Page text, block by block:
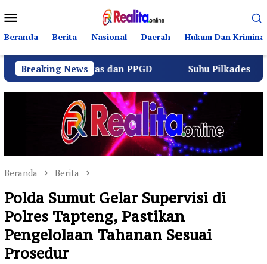
ke
kontenMobile
Beranda Berita Nasional Daerah Hukum Dan Kriminal
Breaking News
Lintas dan PPGD Suhu Pilkades Sukamulya
Beranda Berita
Polda Sumut Gelar Supervisi di
Polres Tapteng, Pastikan
Pengelolaan Tahanan Sesuai
Prosedur